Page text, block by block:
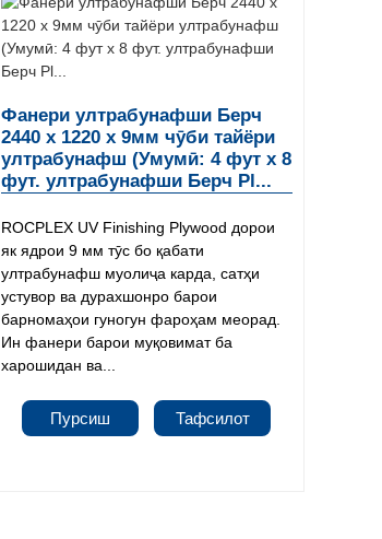
Фанери ултрабунафши Берч
2440 x 1220 x 9мм чӯби тайёри
ултрабунафш (Умумӣ: 4 фут x 8
фут. ултрабунафши Берч Pl...
ROCPLEX UV Finishing Plywood дорои
як ядрои 9 мм тӯс бо қабати
ултрабунафш муолиҷа карда, сатҳи
устувор ва дурахшонро барои
барномаҳои гуногун фароҳам меорад.
Ин фанери барои муқовимат ба
харошидан ва...
Пурсиш Тафсилот